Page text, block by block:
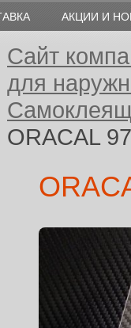
АКЦИИ И
Сайт
для
ORACAL